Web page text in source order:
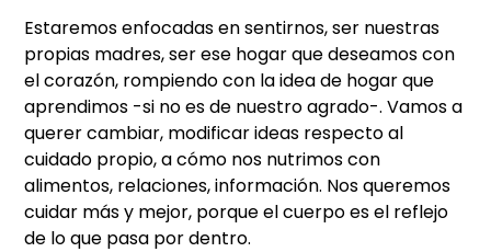
Estaremos enfocadas en sentirnos, ser nuestras
propias madres, ser ese hogar que deseamos con
el corazón, rompiendo con la idea de hogar que
aprendimos -si no es de nuestro agrado-. Vamos a
querer cambiar, modificar ideas respecto al
cuidado propio, a cómo nos nutrimos con
alimentos, relaciones, información. Nos queremos
cuidar más y mejor, porque el cuerpo es el reflejo
de lo que pasa por dentro.